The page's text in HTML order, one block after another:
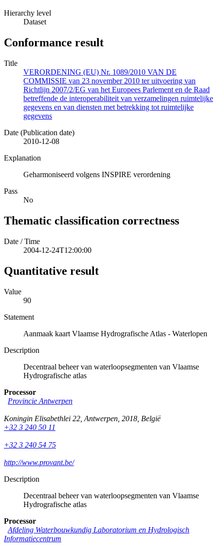
Hierarchy level
Dataset
Conformance result
Title
VERORDENING (EU) Nr. 1089/2010 VAN DE
COMMISSIE van 23 november 2010 ter uitvoering van
Richtlijn 2007/2/EG van het Europees Parlement en de Raad
betreffende de interoperabiliteit van verzamelingen ruimtelijke
gegevens en van diensten met betrekking tot ruimtelijke
gegevens
Date (Publication date)
2010-12-08
Explanation
Geharmoniseerd volgens INSPIRE verordening
Pass
No
Thematic classification correctness
Date / Time
2004-12-24T12:00:00
Quantitative result
Value
90
Statement
Aanmaak kaart Vlaamse Hydrografische Atlas - Waterlopen
Description
Decentraal beheer van waterloopsegmenten van Vlaamse
Hydrografische atlas
Processor
Provincie Antwerpen
Koningin Elisabethlei 22 Antwerpen 2018 België
+32 3 240 50 11
+32 3 240 54 75
http://www.provant.be/
Description
Decentraal beheer van waterloopsegmenten van Vlaamse
Hydrografische atlas
Processor
Afdeling Waterbouwkundig Laboratorium en Hydrologisch
Informatiecentrum